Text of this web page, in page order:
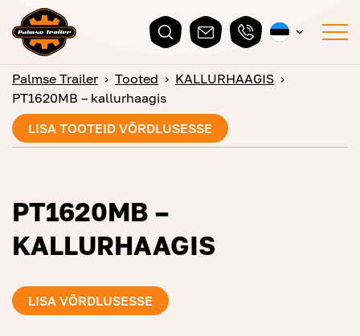
Palmse Trailer › Tooted › KALLURHAAGIS ›
PT1620MB – kallurhaagis
LISA TOOTEID VÕRDLUSESSE
PT1620MB –
KALLURHAAGIS
LISA VÕRDLUSESSE